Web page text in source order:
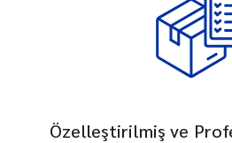
Özelleştirilmiş ve